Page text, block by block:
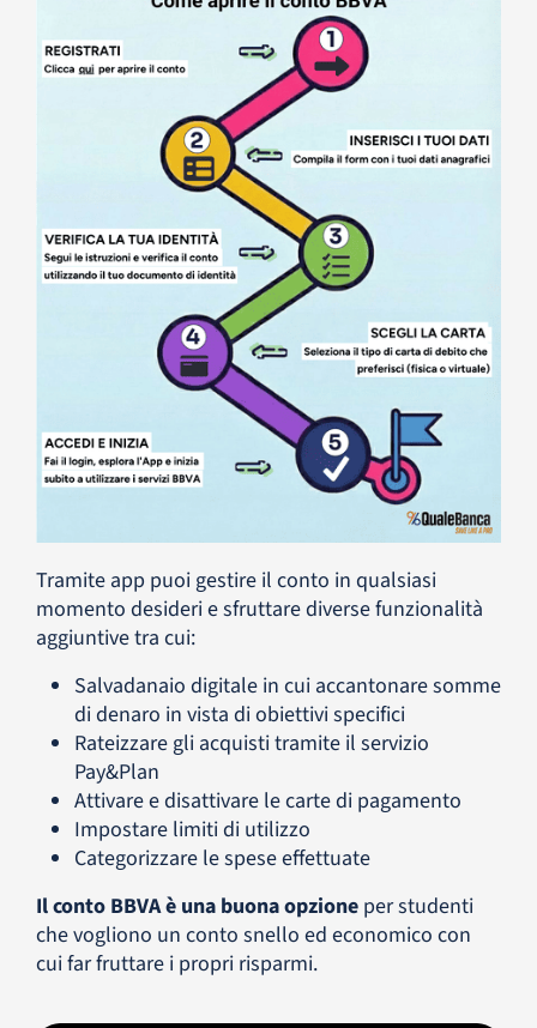
Tramite app puoi gestire il conto in qualsiasi
momento desideri e sfruttare diverse funzionalità
aggiuntive tra cui:
Salvadanaio digitale in cui accantonare somme
di denaro in vista di obiettivi specifici
Rateizzare gli acquisti tramite il servizio
Pay&Plan
Attivare e disattivare le carte di pagamento
Impostare limiti di utilizzo
Categorizzare le spese effettuate
Il conto BBVA è una buona opzione per studenti
che vogliono un conto snello ed economico con
cui far fruttare i propri risparmi.